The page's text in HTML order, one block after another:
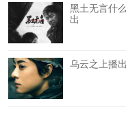
黑土无言什
出
乌云之上播